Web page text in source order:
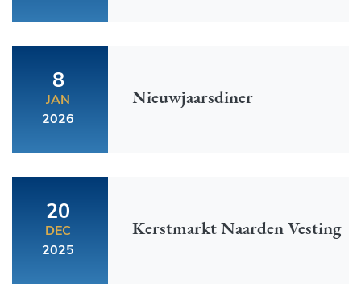
8
JAN
2026
Nieuwjaarsdiner
20
DEC
2025
Kerstmarkt Naarden Vesting